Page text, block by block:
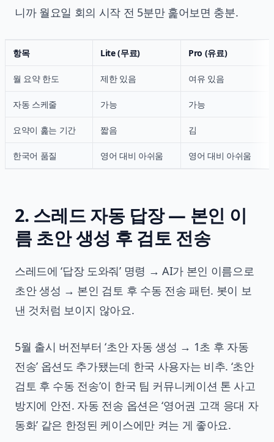
니까 월요일 회의 시작 전 5분만 훑어보면 충분.
항목 Lite (무료) Pro (유료)
월 요약 한도 제한 있음 여유 있음
자동 스케줄 가능 가능
요약이 훑는 기간 짧음 김
한국어 품질 영어 대비 아쉬움 영어 대비 아쉬움
2. 스레드 자동 답장 — 본인 이
름 초안 생성 후 검토 전송
스레드에 ‘답장 도와줘’ 명령 → AI가 본인 이름으로
초안 생성 → 본인 검토 후 수동 전송 패턴. 봇이 보
낸 것처럼 보이지 않아요.
5월 출시 버전부터 ‘초안 자동 생성 → 1초 후 자동
전송’ 옵션도 추가됐는데 한국 사용자는 비추. ‘초안
검토 후 수동 전송’이 한국 팀 커뮤니케이션 톤 사고
방지에 안전. 자동 전송 옵션은 ‘영어권 고객 응대 자
동화’ 같은 한정된 케이스에만 켜는 게 좋아요.